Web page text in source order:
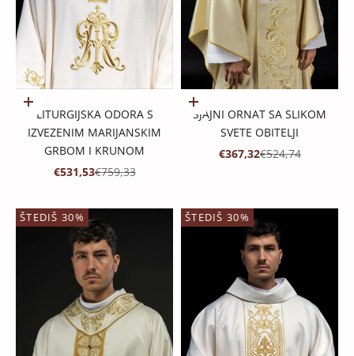
Dodaj u košaricu
LITURGIJSKA ODORA S
IZVEZENIM MARIJANSKIM
GRBOM I KRUNOM
PROMOTIVNA CIJENA
€531,53REDOVNA CIJENA
€759,33
Dodaj u košaricu
SJAJNI ORNAT SA SLIKOM
SVETE OBITELJI
PROMOTIVNA CIJENA
€367,32REDOVNA CIJENA
€524,74
ŠTEDIŠ 30% ŠTEDIŠ 30%